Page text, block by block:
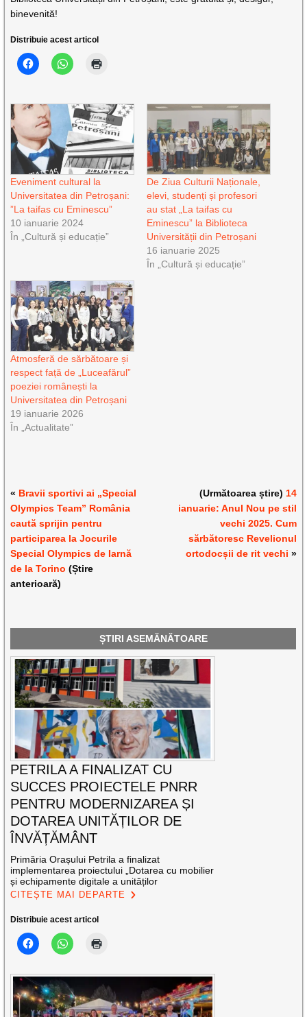
binevenită!
Distribuie acest articol
Eveniment cultural la
Universitatea din Petroșani:
”La taifas cu Eminescu”
10 ianuarie 2024
În „Cultură și educație”
De Ziua Culturii Naționale,
elevi, studenți și profesori
au stat „La taifas cu
Eminescu” la Biblioteca
Universității din Petroșani
16 ianuarie 2025
În „Cultură și educație”
Atmosferă de sărbătoare și
respect față de „Luceafărul”
poeziei românești la
Universitatea din Petroșani
19 ianuarie 2026
În „Actualitate”
« Bravii sportivi ai „Special
Olympics Team” România
caută sprijin pentru
participarea la Jocurile
Special Olympics de Iarnă
de la Torino (Știre
anterioară)
(Următoarea știre) 14
ianuarie: Anul Nou pe stil
vechi 2025. Cum
sărbătoresc Revelionul
ortodocșii de rit vechi »
ȘTIRI ASEMĂNĂTOARE
PETRILA A FINALIZAT CU
SUCCES PROIECTELE PNRR
PENTRU MODERNIZAREA ȘI
DOTAREA UNITĂȚILOR DE
ÎNVĂȚĂMÂNT
Primăria Orașului Petrila a finalizat
implementarea proiectului „Dotarea cu mobilier
și echipamente digitale a unităților
CITEȘTE MAI DEPARTE
Distribuie acest articol